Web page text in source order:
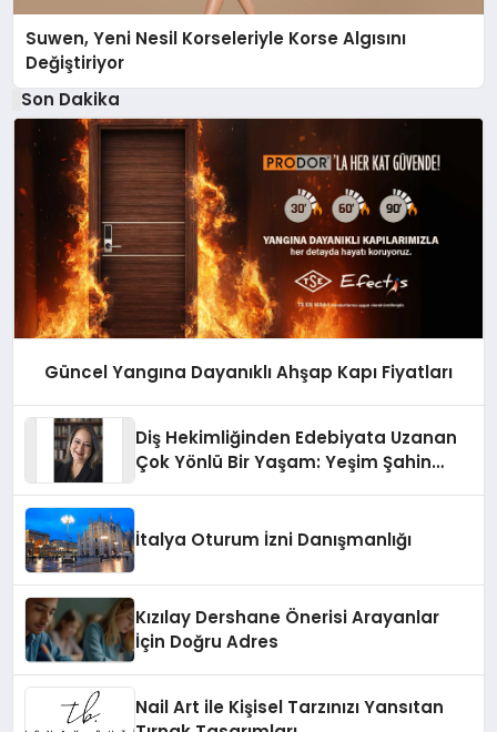
Suwen, Yeni Nesil Korseleriyle Korse Algısını
Değiştiriyor
Son Dakika
Güncel Yangına Dayanıklı Ahşap Kapı Fiyatları
Diş Hekimliğinden Edebiyata Uzanan
Çok Yönlü Bir Yaşam: Yeşim Şahin
İtalya Oturum İzni Danışmanlığı
Kızılay Dershane Önerisi Arayanlar
İçin Doğru Adres
Nail Art ile Kişisel Tarzınızı Yansıtan